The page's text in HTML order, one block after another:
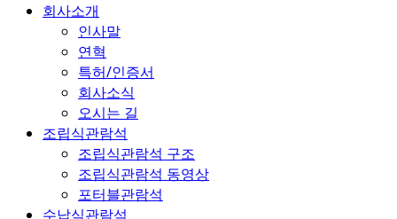
회사소개
인사말
연혁
특허/인증서
회사소식
오시는 길
조립식관람석
조립식관람석 구조
조립식관람석 동영상
포터블관람석
수납식관람석